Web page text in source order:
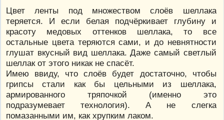
Цвет ленты под множеством слоёв шеллака
теряется. И если белая подчёркивает глубину и
красоту медовых оттенков шеллака, то все
остальные цвета теряются сами, и до невнятности
глушат вкусный вид шеллака. Даже самый светлый
шеллак от этого никак не спасёт.
Имею ввиду, что слоёв будет достаточно, чтобы
грипсы стали как бы цельными из шеллака,
армированного тряпочкой (именно это
подразумевает технология). А не слегка
помазанными им, как хрупким лаком.